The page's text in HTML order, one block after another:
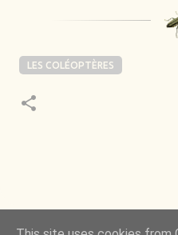
LES COLÉOPTÈRES
de la Nature m’a toujours